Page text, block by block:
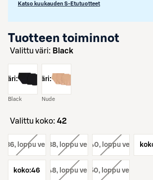
Katso kuukauden S-Etutuotteet
Tuotteen toiminnot
Valittu väri: Black
väri:
Black
väri:
Nude
Valittu koko: 42
36, loppu verkosta
koko: 38, loppu verkosta
koko: 40, loppu verkosta
koko:46
koko: 48, loppu verkosta
koko: 50, loppu verkosta